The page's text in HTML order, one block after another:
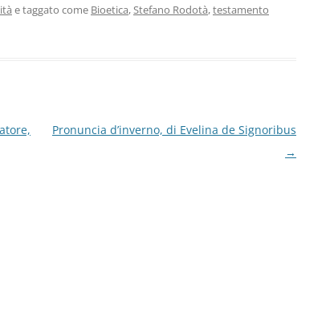
vi
e taggato come Bioetica,Stefano Rodotà,testamento
Pronuncia d’inverno, di Evelina de Signoribus
→